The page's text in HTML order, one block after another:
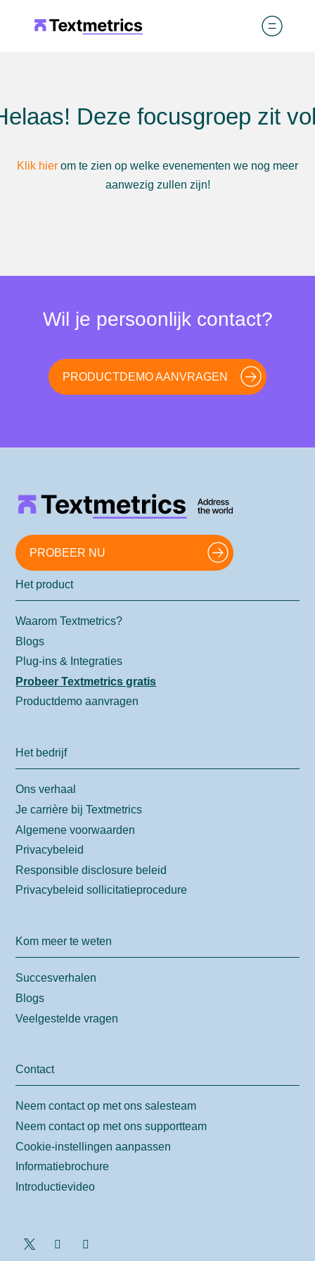
Deze focusgroep zit
Klik hier om te zien op welke evenementen we nog meer
aanwezig zullen zijn!
Wil je persoonlijk contact?
PRODUCTDEMO AANVRAGEN
PROBEER NU
Het product
Waarom Textmetrics?
Blogs
Plug-ins & Integraties
Probeer Textmetrics gratis
Productdemo aanvragen
Het bedrijf
Ons verhaal
Je carrière bij Textmetrics
Algemene voorwaarden
Privacybeleid
Responsible disclosure beleid
Privacybeleid sollicitatieprocedure
Kom meer te weten
Succesverhalen
Blogs
Veelgestelde vragen
Contact
Neem contact op met ons salesteam
Neem contact op met ons supportteam
Cookie-instellingen aanpassen
Informatiebrochure
Introductievideo